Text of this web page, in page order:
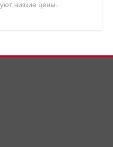
низкие цены.